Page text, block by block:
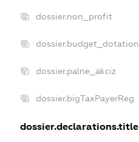
dossier.non_profit
dossier.budget_dotation
dossier.palne_akciz
dossier.bigTaxPayerReg
dossier.declarations.title